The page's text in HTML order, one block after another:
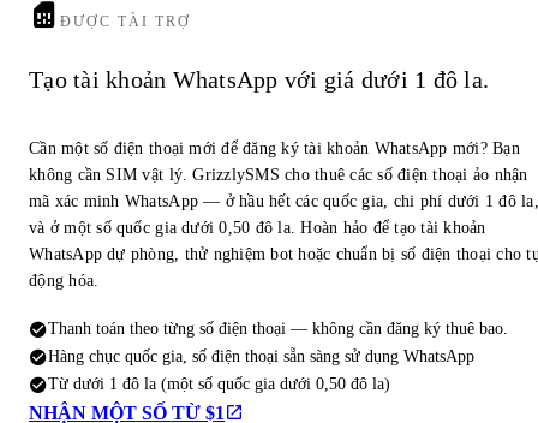
ĐƯỢC TÀI TRỢ
Tạo tài khoản WhatsApp với giá dưới 1 đô la.
Cần một số điện thoại mới để đăng ký tài khoản WhatsApp mới? Bạn
không cần SIM vật lý. GrizzlySMS cho thuê các số điện thoại ảo nhận
mã xác minh WhatsApp — ở hầu hết các quốc gia, chi phí dưới 1 đô la,
và ở một số quốc gia dưới 0,50 đô la. Hoàn hảo để tạo tài khoản
WhatsApp dự phòng, thử nghiệm bot hoặc chuẩn bị số điện thoại cho
động hóa.
Thanh toán theo từng số điện thoại — không cần đăng ký thuê bao.
Hàng chục quốc gia, số điện thoại sẵn sàng sử dụng WhatsApp
Từ dưới 1 đô la (một số quốc gia dưới 0,50 đô la)
NHẬN MỘT SỐ TỪ $1